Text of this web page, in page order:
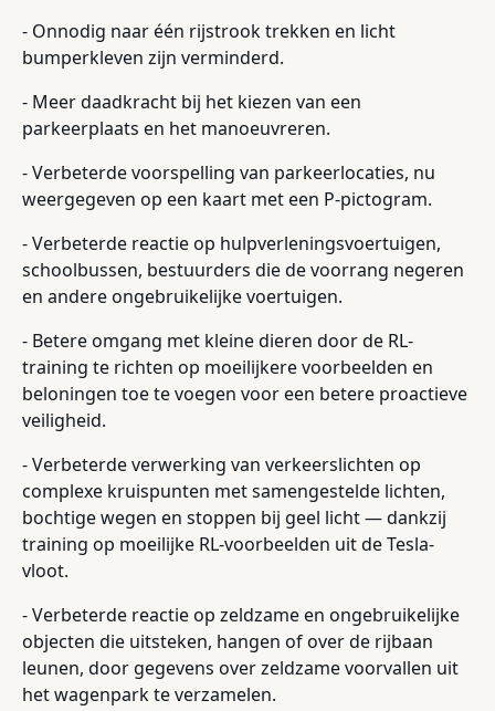
- Onnodig naar één rijstrook trekken en licht
bumperkleven zijn verminderd.
- Meer daadkracht bij het kiezen van een
parkeerplaats en het manoeuvreren.
- Verbeterde voorspelling van parkeerlocaties, nu
weergegeven op een kaart met een P-pictogram.
- Verbeterde reactie op hulpverleningsvoertuigen,
schoolbussen, bestuurders die de voorrang negeren
en andere ongebruikelijke voertuigen.
- Betere omgang met kleine dieren door de RL-
training te richten op moeilijkere voorbeelden en
beloningen toe te voegen voor een betere proactieve
veiligheid.
- Verbeterde verwerking van verkeerslichten op
complexe kruispunten met samengestelde lichten,
bochtige wegen en stoppen bij geel licht — dankzij
training op moeilijke RL-voorbeelden uit de Tesla-
vloot.
- Verbeterde reactie op zeldzame en ongebruikelijke
objecten die uitsteken, hangen of over de rijbaan
leunen, door gegevens over zeldzame voorvallen uit
het wagenpark te verzamelen.